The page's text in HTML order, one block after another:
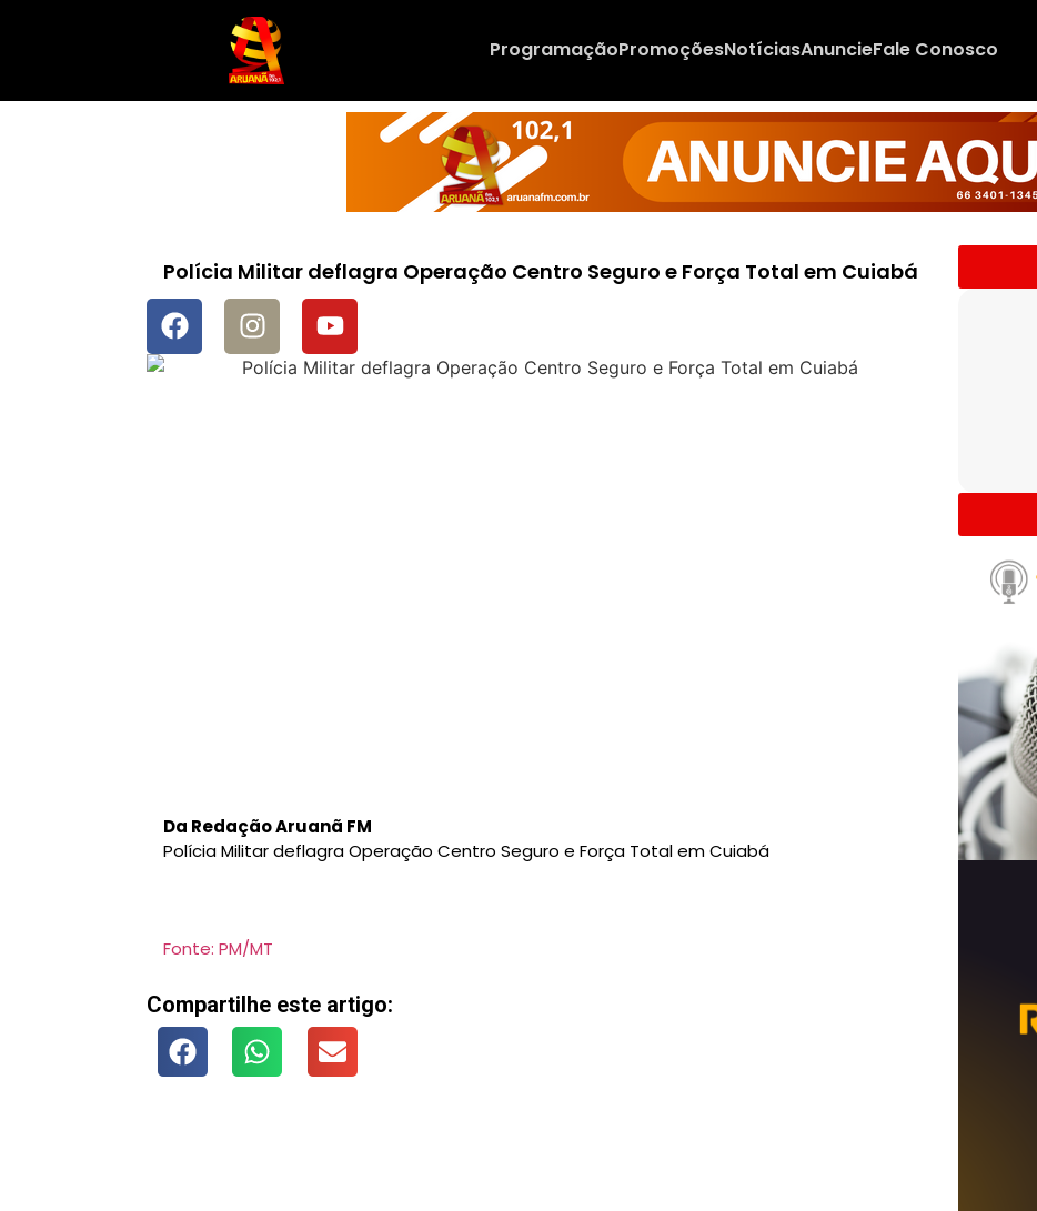
ProgramaçãoPromoçõesNotíciasAnuncieFale Conosco
Polícia Militar deflagra Operação Centro Seguro e Força Total em Cuiabá
Da Redação Aruanã FM
Polícia Militar deflagra Operação Centro Seguro e Força Total em Cuiabá
Fonte: PM/MT
Compartilhe este artigo: